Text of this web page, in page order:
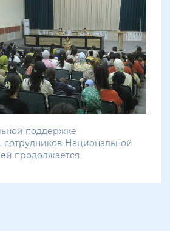
поддержке
сотрудников Национальной
продолжается